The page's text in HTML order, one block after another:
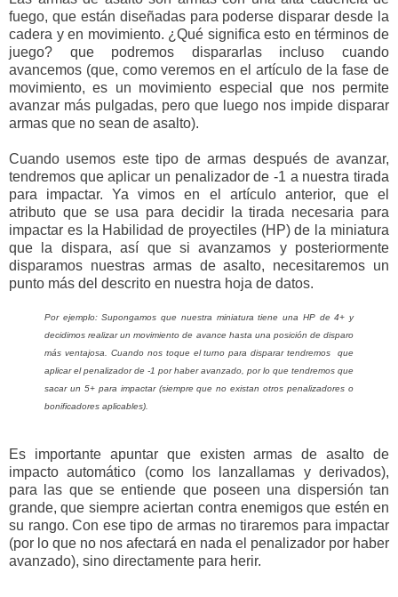
fuego, que están diseñadas para poderse disparar desde la
cadera y en movimiento. ¿Qué significa esto en términos de
juego? que podremos dispararlas incluso cuando
avancemos (que, como veremos en el artículo de la fase de
movimiento, es un movimiento especial que nos permite
avanzar más pulgadas, pero que luego nos impide disparar
armas que no sean de asalto).
Cuando usemos este tipo de armas después de avanzar,
tendremos que aplicar un penalizador de -1 a nuestra tirada
para impactar. Ya vimos en el artículo anterior, que el
atributo que se usa para decidir la tirada necesaria para
impactar es la Habilidad de proyectiles (HP) de la miniatura
que la dispara, así que si avanzamos y posteriormente
disparamos nuestras armas de asalto, necesitaremos un
punto más del descrito en nuestra hoja de datos.
Por ejemplo: Supongamos que nuestra miniatura tiene una HP de 4+ y
decidimos realizar un movimiento de avance hasta una posición de disparo
más ventajosa. Cuando nos toque el turno para disparar tendremos que
aplicar el penalizador de -1 por haber avanzado, por lo que tendremos que
sacar un 5+ para impactar (siempre que no existan otros penalizadores o
bonificadores aplicables).
Es importante apuntar que existen armas de asalto de
impacto automático (como los lanzallamas y derivados),
para las que se entiende que poseen una dispersión tan
grande, que siempre aciertan contra enemigos que estén en
su rango. Con ese tipo de armas no tiraremos para impactar
(por lo que no nos afectará en nada el penalizador por haber
avanzado), sino directamente para herir.